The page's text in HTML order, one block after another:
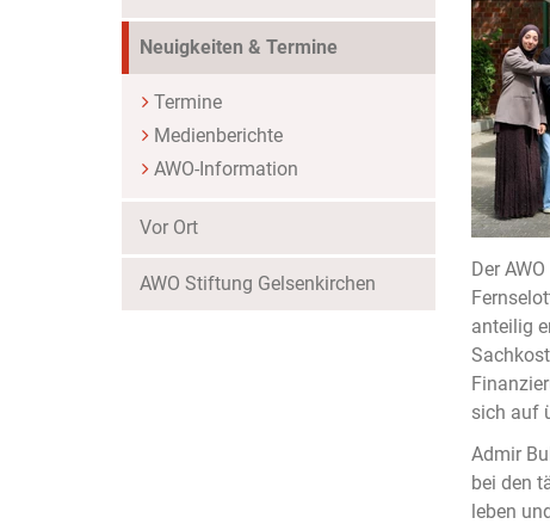
Neuigkeiten & Termine
Termine
Medienberichte
AWO-Information
Vor Ort
AWO Stiftung Gelsenkirchen
Der
anteilig
sich auf
Admir
bei den
leben